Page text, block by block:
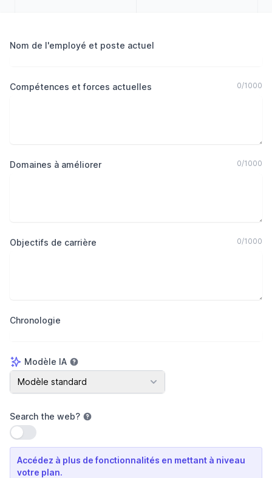
Nom de l'employé et poste actuel
Compétences et forces actuelles 0/1000
Domaines à améliorer 0/1000
Objectifs de carrière 0/1000
Chronologie
Modèle IA
Modèle IA
Modèle standard
Search the web?
Utiliser le paramètre
Accédez à plus de fonctionnalités en mettant à niveau
votre plan.